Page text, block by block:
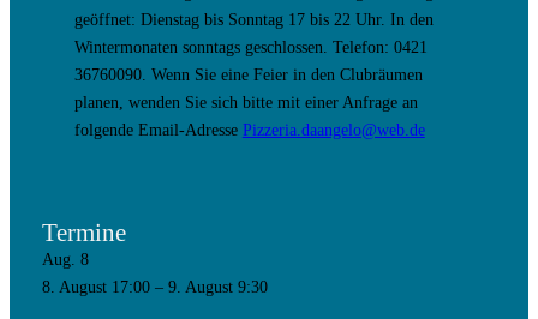
geöffnet: Dienstag bis Sonntag 17 bis 22 Uhr. In den
Wintermonaten sonntags geschlossen. Telefon: 0421
36760090. Wenn Sie eine Feier in den Clubräumen
planen, wenden Sie sich bitte mit einer Anfrage an
folgende Email-Adresse Pizzeria.daangelo@web.de
Termine
Aug. 8
8. August 17:00– 9. August 9:30